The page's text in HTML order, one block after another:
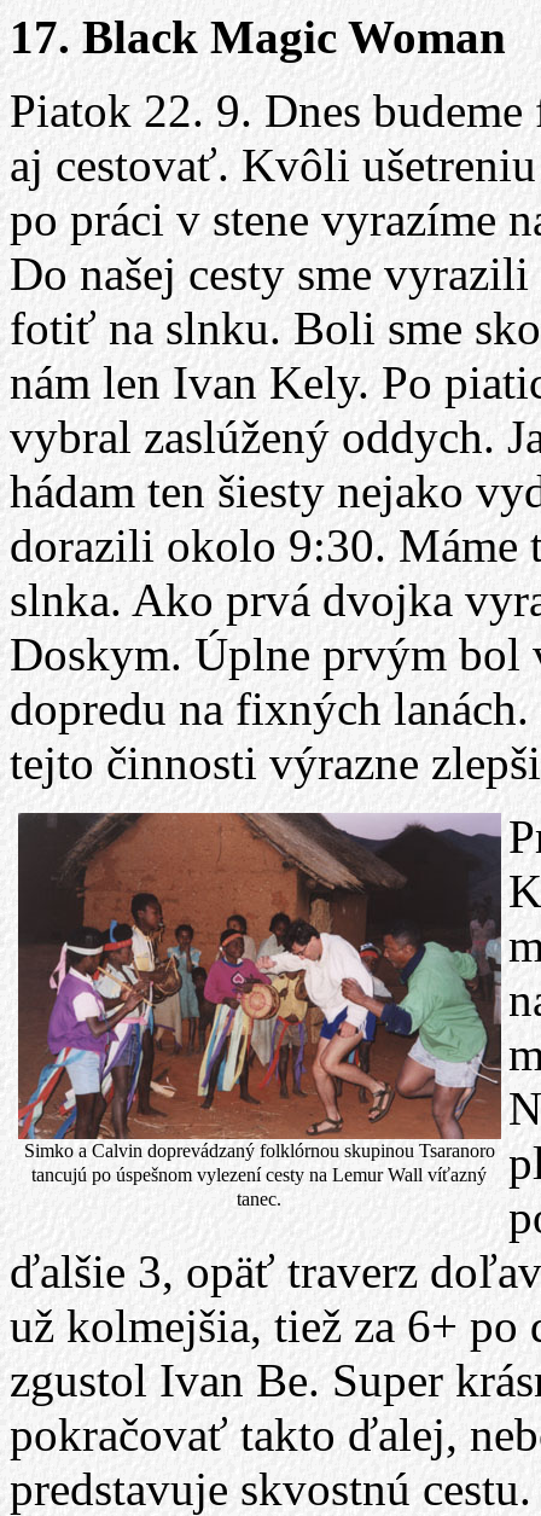
17. Black Magic Woman
Piatok 22. 9. Dnes
aj cestovať. Kvôli
po práci v stene vyrazíme
Do našej cesty sme
fotiť na slnku. Boli sme
nám len Ivan Kely. Po
vybral zaslúžený oddych.
hádam ten šiesty nejako
dorazili okolo 9:30. Máme
slnka. Ako prvá dvojka
Doskym. Úplne prvým bol
dopredu na fixných
tejto činnosti výrazne
Simko a Calvin doprevádzaný folklórnou skupinou Tsaranoro
tancujú po úspešnom vylezení cesty na Lemur Wall víťazný
tanec.
ďalšie 3, opäť traverz
už kolmejšia, tiež za 6+
zgustol Ivan Be. Super
pokračovať takto ďalej,
predstavuje skvostnú